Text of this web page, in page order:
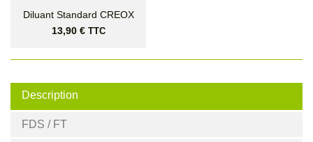
Diluant Standard CREOX
Prix
13,90 € TTC
Description
FDS / FT